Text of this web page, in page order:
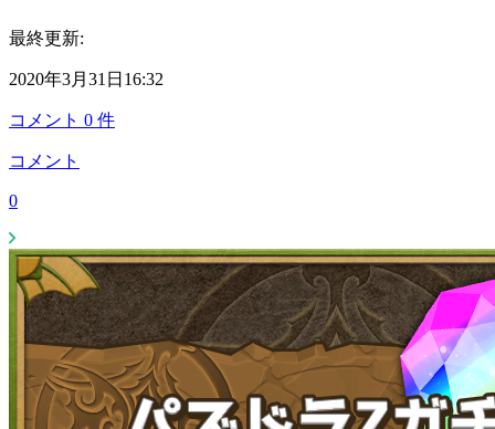
最終更新:
2020年3月31日16:32
コメント 0 件
コメント
0